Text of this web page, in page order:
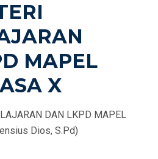
MAPEL
X
DAN LKPD MAPEL
Dios, S.Pd)